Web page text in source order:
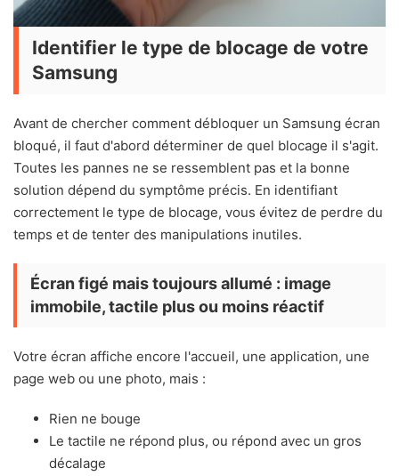
Identifier le type de blocage de votre
Samsung
Avant de chercher comment débloquer un Samsung écran
bloqué, il faut d'abord déterminer de quel blocage il s'agit.
Toutes les pannes ne se ressemblent pas et la bonne
solution dépend du symptôme précis. En identifiant
correctement le type de blocage, vous évitez de perdre du
temps et de tenter des manipulations inutiles.
Écran figé mais toujours allumé : image
immobile, tactile plus ou moins réactif
Votre écran affiche encore l'accueil, une application, une
page web ou une photo, mais :
Rien ne bouge
Le tactile ne répond plus, ou répond avec un gros
décalage